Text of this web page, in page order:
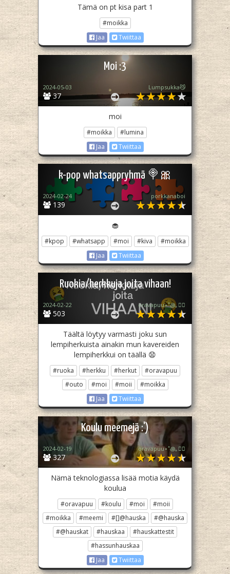
Tämä on pt kisa part 1
#moikka
Jaa
Twiittaa
Moi :3
37
2024-05-03 Lumpsukka😼
moi
#moikka
#lumina
Jaa
Twiittaa
k-pop whatsappryhmä 🍭🎀
139
2024-02-24 porkkanaboi
🧁
#kpop #whatsapp #moi #kiva
#moikka
Jaa
Twiittaa
Ruokia/herkkuja joita vihaan!
503
2024-02-22 oravapuu⋆˚꩜｡🏳️‍🌈
Täältä löytyy varmasti joku sun
lempiherkuista ainakin mun kavereiden
lempiherkkui on täällä 😧
#ruoka #herkku #herkut
#oravapuu
#outo
#moi #moii
#moikka
Jaa
Twiittaa
Koulu meemejä :')
327
2024-02-19 oravapuu⋆˚꩜｡🏳️‍🌈
Nämä teknologiassa lisää motia käydä
koulua
#oravapuu #koulu #moi
#moii
#moikka
#meemi #[]@hauska
#@hauska
#@hauskat
#hauskaa
#hauskattestit
#hassunhauskaa
Jaa
Twiittaa